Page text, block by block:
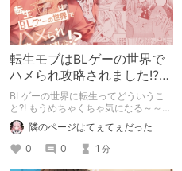
転生モブはBLゲーの世界で
ハメられ攻略されました!?な
にこのタイトル?!
BLゲーの世界に転生ってどういうこ
と?! もうめちゃくちゃ気になる～～～
って読んでみたら、あらまぁ素晴らし
い作品♡ ぜひともヲタ女はチェック
してほしい！！
隣のページはてぇてぇだった
0
0 1 分